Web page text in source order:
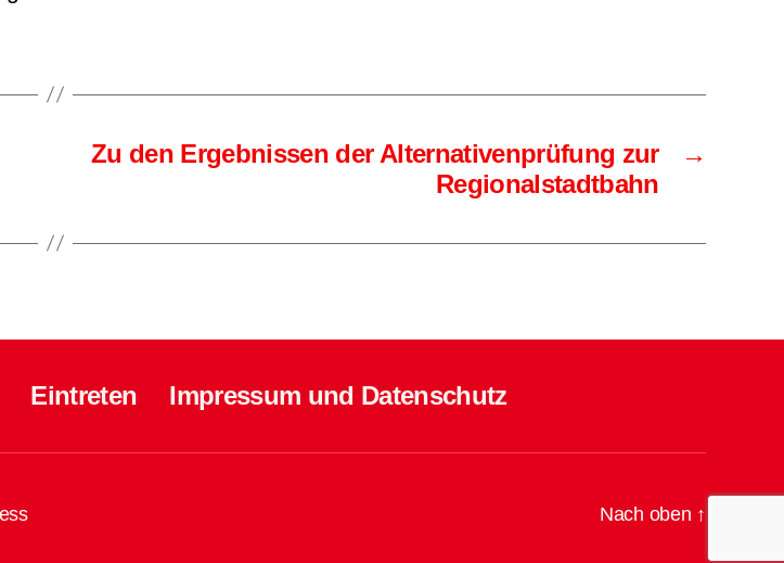
→
Zu den Ergebnissen der Alternativenprüfung zur
Regionalstadtbahn
Eintreten Impressum und Datenschutz
Nach oben ↑